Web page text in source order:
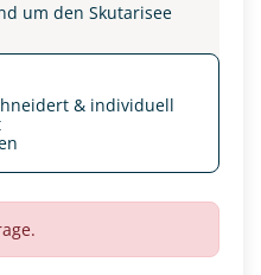
um den Skutarisee
& individuell